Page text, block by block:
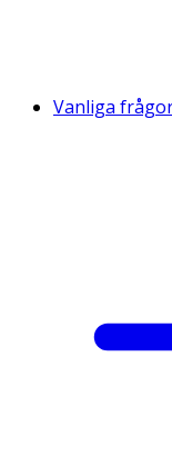
Vanliga